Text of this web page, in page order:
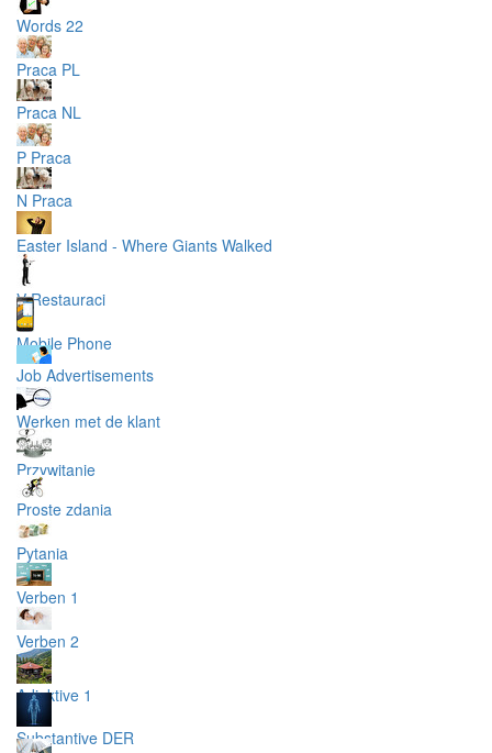
Words 22
Praca PL
Praca NL
P Praca
N Praca
Easter Island - Where Giants Walked
V Restauraci
Mobile Phone
Job Advertisements
Werken met de klant
Przywitanie
Proste zdania
Pytania
Verben 1
Verben 2
Adjektive 1
Substantive DER